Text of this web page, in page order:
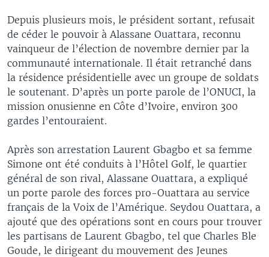
Depuis plusieurs mois, le président sortant, refusait
de céder le pouvoir à Alassane Ouattara, reconnu
vainqueur de l’élection de novembre dernier par la
communauté internationale. Il était retranché dans
la résidence présidentielle avec un groupe de soldats
le soutenant. D’après un porte parole de l’ONUCI, la
mission onusienne en Côte d’Ivoire, environ 300
gardes l’entouraient.
Après son arrestation Laurent Gbagbo et sa femme
Simone ont été conduits à l’Hôtel Golf, le quartier
général de son rival, Alassane Ouattara, a expliqué
un porte parole des forces pro-Ouattara au service
français de la Voix de l’Amérique. Seydou Ouattara, a
ajouté que des opérations sont en cours pour trouver
les partisans de Laurent Gbagbo, tel que Charles Ble
Goude, le dirigeant du mouvement des Jeunes